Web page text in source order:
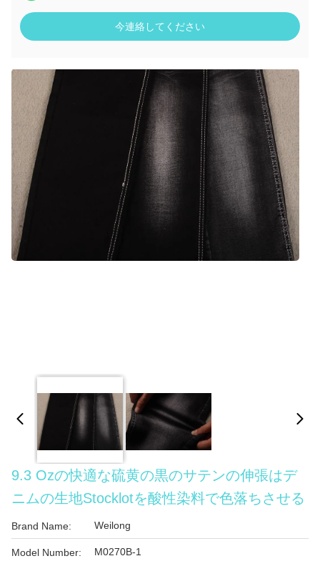
今連絡してください
9.3 Ozの快適な硫黄の黒のサテンの伸張はデ
ニムの生地Stocklotを酸性染料で色落ちさせる
Brand Name: Weilong
Model Number: M0270B-1